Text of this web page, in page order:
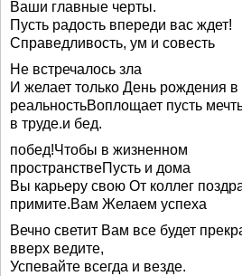
Ваши главные черты.
Пусть радость впереди вас ждет!
Справедливость, ум и совесть
Не встречалось зла
И желает только День рождения в
реальностьВоплощает пусть
в труде.и бед.
побед!Чтобы в жизненном
пространствеПусть и дома
Вы карьеру свою От коллег
примите.Вам Желаем успеха
Вечно светит Вам все будет
вверх ведите,
Успевайте всегда и везде.